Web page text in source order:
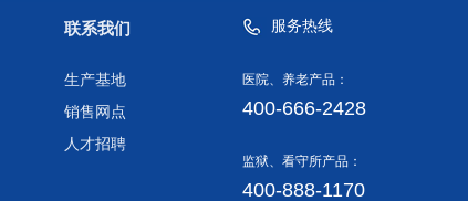
联系我们
生产基地
销售网点
人才招聘
服务热线
医院、养老产品：
400-666-2428
监狱、看守所产品：
400-888-1170